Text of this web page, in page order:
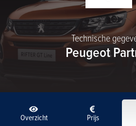
Technische
Peugeot
Overzicht Prijs